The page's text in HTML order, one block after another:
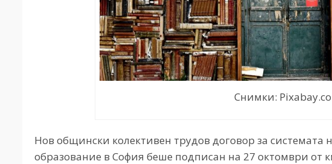
Снимки:
Нов общински колективен трудов договор за
образование в София беше подписан на 27 октомври от